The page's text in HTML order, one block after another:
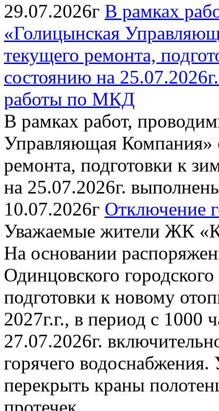
29.07.2026г В рамках
«Голицынская
текущего ремонта,
состоянию на
работы по МКД
В рамках работ,
Управляющая Компания»
ремонта, подготовки к
на 25.07.2026г.
10.07.2026г Отключение
Уважаемые жители ЖК
На основании
Одинцовского
подготовки к новому
2027г.г., в период с 1000
27.07.2026г.
горячего водоснабжения.
перекрыть краны